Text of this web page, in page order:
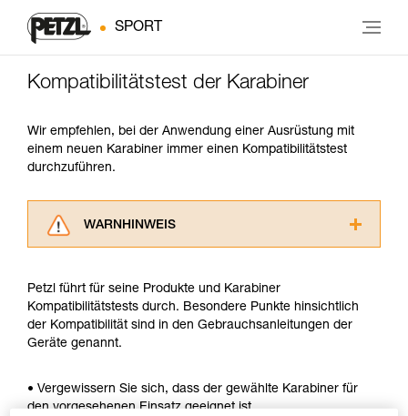
SPORT
Kompatibilitätstest der Karabiner
Wir empfehlen, bei der Anwendung einer Ausrüstung mit
einem neuen Karabiner immer einen Kompatibilitätstest
durchzuführen.
WARNHINWEIS
aufmerksam durch, bevor Sie diesen zu Rate
ziehen. Um diese Zusatzinformationen
verstehen zu können, müssen Sie zuerst die in
der Gebrauchsanweisung enthaltenen
Die Beherrschung dieser Techniken setzt eine
entsprechende Ausbildung und ein spezielles
Petzl führt für seine Produkte und Karabiner
Kompatibilitätstests durch. Besondere Punkte hinsichtlich
der Kompatibilität sind in den Gebrauchsanleitungen der
Geräte genannt.
• Vergewissern Sie sich, dass der gewählte Karabiner für
den vorgesehenen Einsatz geeignet ist.